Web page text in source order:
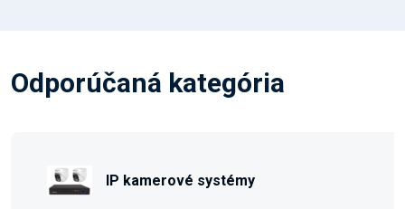
Odporúčaná kategória
IP kamerové systémy